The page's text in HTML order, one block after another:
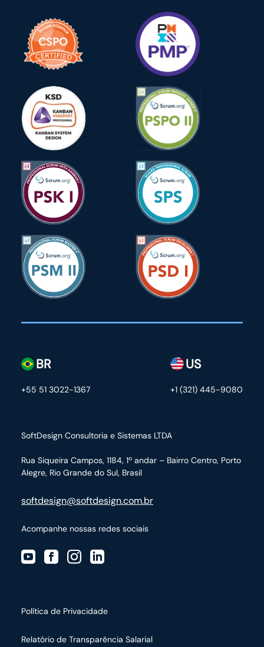
SoftDesign Consultoria e Sistemas LTDA
Rua Siqueira Campos, 1184, 1º andar – Bairro Centro, Porto
Alegre, Rio Grande do Sul, Brasil
softdesign@softdesign.com.br
BR
+55 51 3022-1367
US
+1 (321) 445-9080
Acompanhe nossas redes sociais
Política de Privacidade
Relatório de Transparência Salarial